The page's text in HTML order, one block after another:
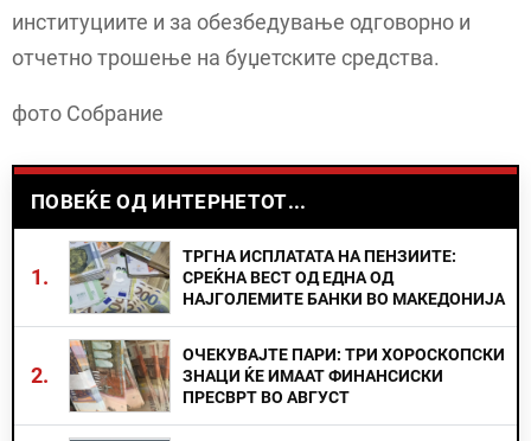
институциите и за обезбедување одговорно и
отчетно трошење на буџетските средства.
фото Собрание
ПОВЕЌЕ ОД ИНТЕРНЕТОТ...
1.
ТРГНА ИСПЛАТАТА НА ПЕНЗИИТЕ:
СРЕЌНА ВЕСТ ОД ЕДНА ОД
НАЈГОЛЕМИТЕ БАНКИ ВО МАКЕДОНИЈА
2.
ОЧЕКУВАЈТЕ ПАРИ: ТРИ ХОРОСКОПСКИ
ЗНАЦИ ЌЕ ИМААТ ФИНАНСИСКИ
ПРЕСВРТ ВО АВГУСТ